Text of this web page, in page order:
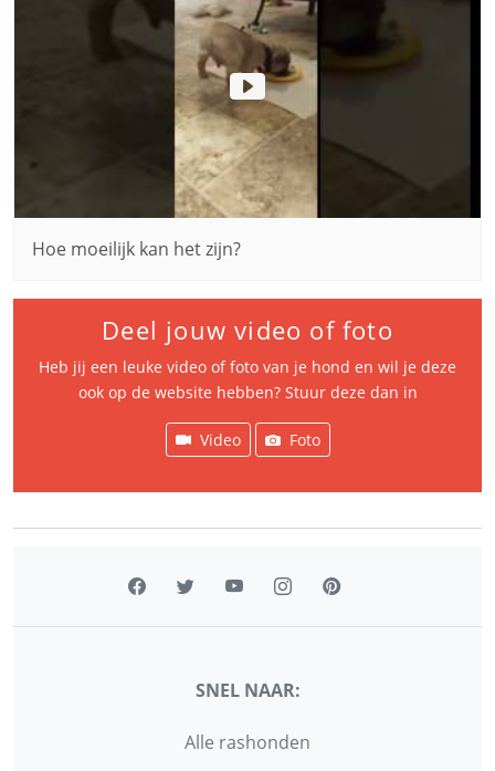
Hoe moeilijk kan het zijn?
Deel jouw video of foto
Heb jij een leuke video of foto van je hond en wil je deze
ook op de website hebben? Stuur deze dan in
Video Foto
SNEL NAAR:
Alle rashonden